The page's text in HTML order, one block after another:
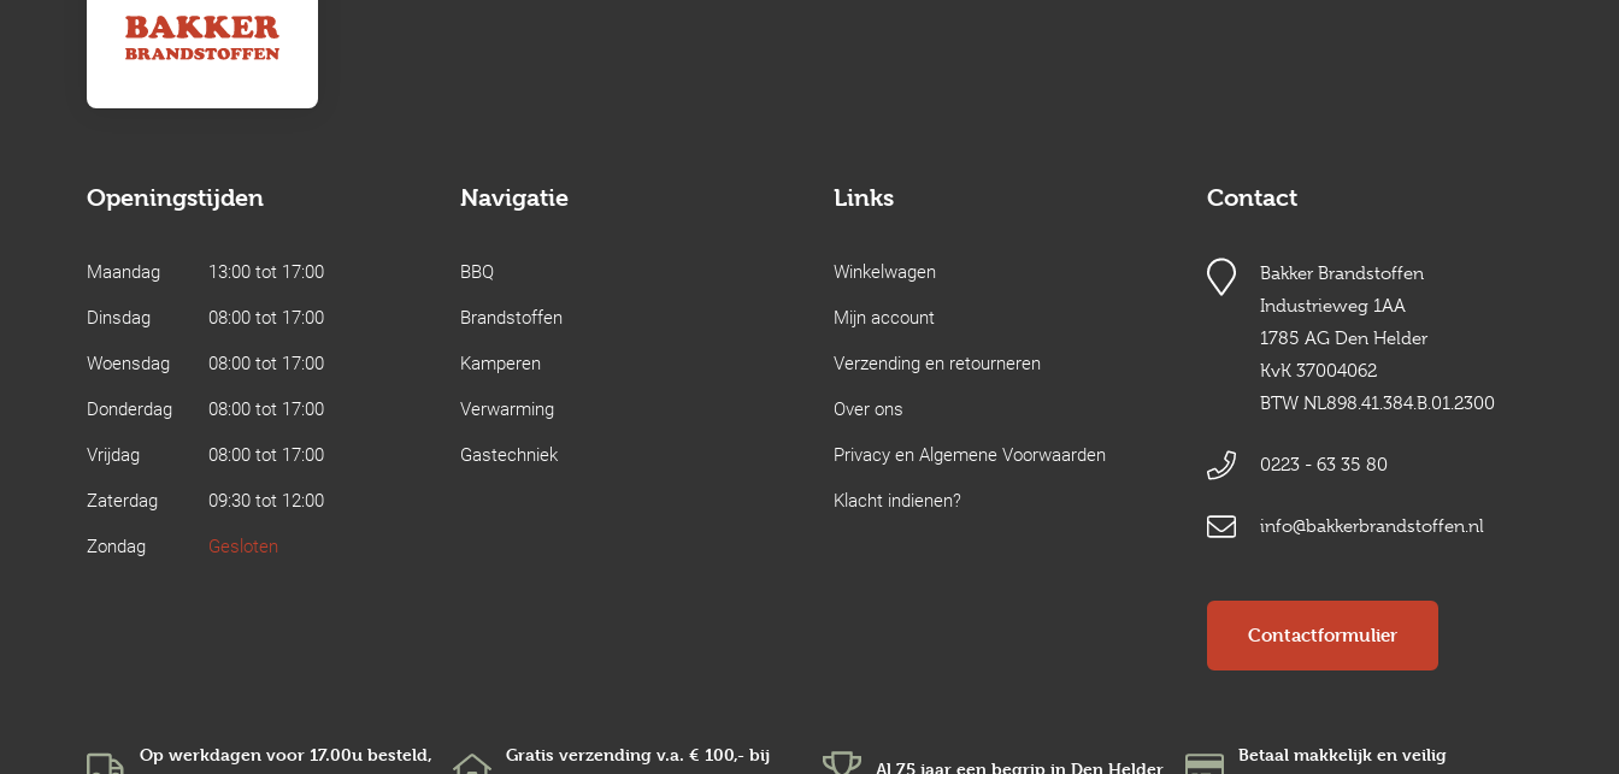
Openingstijden
Maandag
13:00 tot 17:00
Dinsdag
08:00 tot 17:00
Woensdag
08:00 tot 17:00
Donderdag
08:00 tot 17:00
Vrijdag
08:00 tot 17:00
Zaterdag
09:30 tot 12:00
Zondag
Gesloten
Navigatie
BBQ
Brandstoffen
Kamperen
Verwarming
Gastechniek
Links
Winkelwagen
Mijn account
Verzending en retourneren
Over ons
Privacy en Algemene Voorwaarden
Klacht indienen?
Contact
Bakker Brandstoffen
Industrieweg 1AA
1785 AG Den Helder
KvK 37004062
BTW NL898.41.384.B.01.2300
0223 - 63 35 80
info@bakkerbrandstoffen.nl
Contactformulier
Op werkdagen voor 17.00u besteld,
Gratis verzending v.a. € 100,- bij
Al 75 jaar een begrip in Den Helder
Betaal makkelijk en veilig